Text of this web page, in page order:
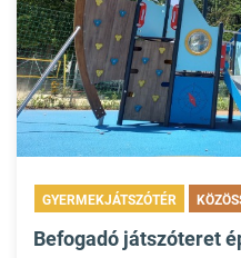
GYERMEKJÁTSZÓTÉR
Befogadó játszóteret